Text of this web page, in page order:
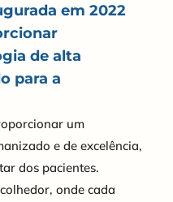
em 2022
de alta
para a
um
e de excelência,
dos pacientes.
onde cada